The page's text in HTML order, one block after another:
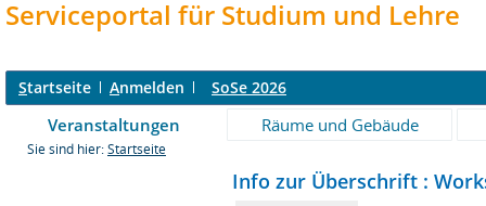
Serviceportal für Studium und Lehre
Startseite Anmelden SoSe 2026
Veranstaltungen Räume und Gebäude
Sie sind hier: Startseite
Info zur Überschrift :